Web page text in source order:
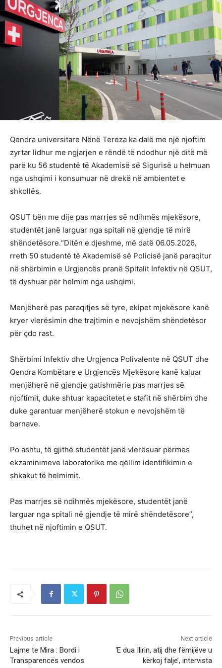
Qendra universitare Nënë Tereza ka dalë me një njoftim
zyrtar lidhur me ngjarjen e rëndë të ndodhur një ditë më
parë ku 56 studentë të Akademisë së Sigurisë u helmuan
nga ushqimi i konsumuar në drekë në ambientet e
shkollës.
QSUT bën me dije pas marrjes së ndihmës mjekësore,
studentët janë larguar nga spitali në gjendje të mirë
shëndetësore.“Ditën e djeshme, më datë 06.05.2026,
rreth 50 studentë të Akademisë së Policisë janë paraqitur
në shërbimin e Urgjencës pranë Spitalit Infektiv në QSUT,
të dyshuar për helmim nga ushqimi.
Menjëherë pas paraqitjes së tyre, ekipet mjekësore kanë
kryer vlerësimin dhe trajtimin e nevojshëm shëndetësor
për çdo rast.
Shërbimi Infektiv dhe Urgjenca Polivalente në QSUT dhe
Qendra Kombëtare e Urgjencës Mjekësore kanë kaluar
menjëherë në gjendje gatishmërie pas marrjes së
njoftimit, duke shtuar kapacitetet e stafit në shërbim dhe
duke garantuar menjëherë stokun e nevojshëm të
barnave.
Po ashtu, të gjithë studentët janë vlerësuar përmes
ekzaminimeve laboratorike me qëllim identifikimin e
shkakut të helmimit.
Pas marrjes së ndihmës mjekësore, studentët janë
larguar nga spitali në gjendje të mirë shëndetësore”,
thuhet në njoftimin e QSUT.
Previous article
Lajme te Mira : Bordi i
Transparencës vendos
Next article
‘E dua Ilirin, atij dhe fëmijëve u
kërkoj falje’, intervista